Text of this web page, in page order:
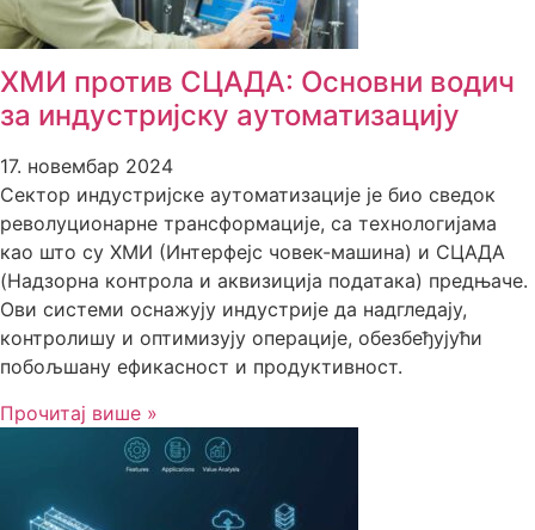
ХМИ против СЦАДА: Основни водич
за индустријску аутоматизацију
17. новембар 2024
Сектор индустријске аутоматизације је био сведок
револуционарне трансформације, са технологијама
као што су ХМИ (Интерфејс човек-машина) и СЦАДА
(Надзорна контрола и аквизиција података) предњаче.
Ови системи оснажују индустрије да надгледају,
контролишу и оптимизују операције, обезбеђујући
побољшану ефикасност и продуктивност.
Прочитај више »